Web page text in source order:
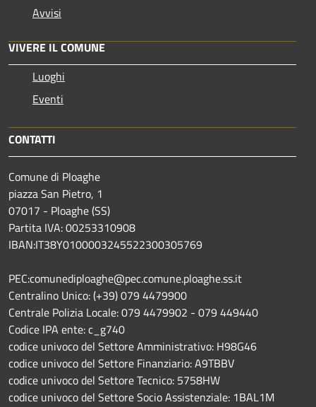
Avvisi
VIVERE IL COMUNE
Luoghi
Eventi
CONTATTI
Comune di Ploaghe
piazza San Pietro, 1
07017 - Ploaghe (SS)
Partita IVA: 00253310908
IBAN:IT38Y0100003245522300305769
PEC:comunediploaghe@pec.comune.ploaghe.ss.it
Centralino Unico: (+39) 079 4479900
Centrale Polizia Locale: 079 4479902 - 079 449440
Codice IPA ente: c_g740
codice univoco del Settore Amministrativo: H98G46
codice univoco del Settore Finanziario: A9TBBV
codice univoco del Settore Tecnico: 5758HW
codice univoco del Settore Socio Assistenziale: 1BAL1M